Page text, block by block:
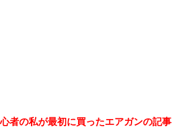
者の私が最初に買ったエアガンの記事